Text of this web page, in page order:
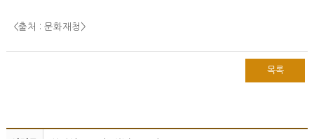
<출처 : 문화재청 >
목록